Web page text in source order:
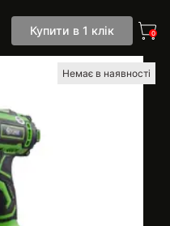
Купити в 1 клік 0
Немає в наявності